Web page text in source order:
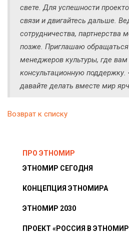
свете. Для успешности
связи и двигайтесь дальше.
сотрудничества, партнерства
позже. Приглашаю
менеджеров культуры, где
консультационную поддержку.
давайте делать вместе мир
Возврат к списку
ПРО ЭТНОМИР
ЭТНОМИР СЕГОДНЯ
КОНЦЕПЦИЯ ЭТНОМИРА
ЭТНОМИР 2030
ПРОЕКТ «РОССИЯ В